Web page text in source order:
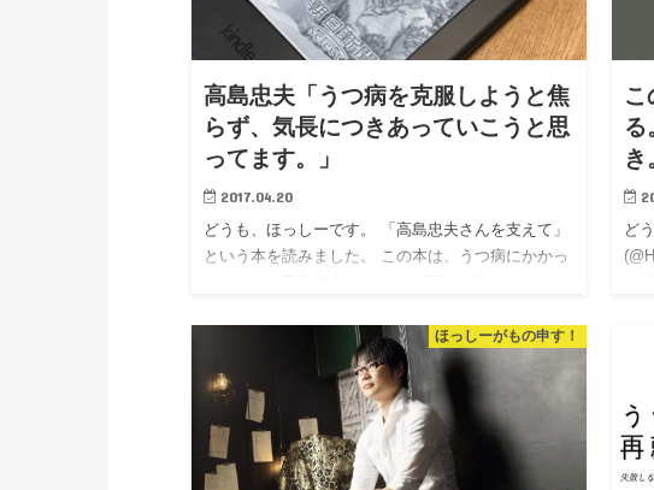
高島忠夫「うつ病を克服しようと焦
らず、気長につきあっていこうと思
ってます。」
2017.04.20
どうも、ほっしーです。 「高島忠夫さんを支えて」
という本を読みました。 この本は、うつ病にかかっ
が、内容が凝縮されています。 共…
こ
る
き
ど
ほっしーがもの申す！